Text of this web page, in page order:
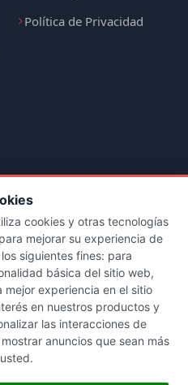
cookies y otras tecnologías
mejorar su experiencia de
siguientes fines: para
básica del sitio web,
mejor experiencia en el sitio
en nuestros productos y
las interacciones de
anuncios que sean más
.
Política de Privacidad
tu
asesores